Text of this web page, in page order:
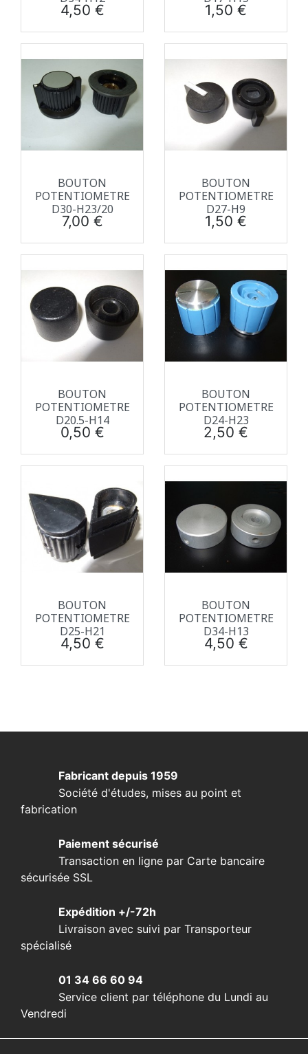
Prix
4,50 € Prix
1,50 €
BOUTON
POTENTIOMETRE
D30-H23/20
Prix
7,00 €
BOUTON
POTENTIOMETRE
D27-H9
Prix
1,50 €
BOUTON
POTENTIOMETRE
D20.5-H14
Prix
0,50 €
BOUTON
POTENTIOMETRE
D24-H23
Prix
2,50 €
BOUTON
POTENTIOMETRE
D25-H21
Prix
4,50 €
BOUTON
POTENTIOMETRE
D34-H13
Prix
4,50 €
Fabricant depuis 1959
Société d'études, mises au point et
fabrication
Paiement sécurisé
Transaction en ligne par Carte bancaire
sécurisée SSL
Expédition +/-72h
Livraison avec suivi par Transporteur
spécialisé
01 34 66 60 94
Service client par téléphone du Lundi au
Vendredi